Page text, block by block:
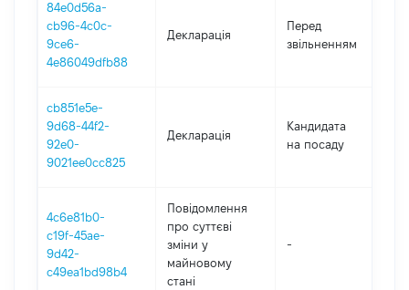
84e0d56a-
cb96-4c0c-
9ce6-
4e86049dfb88
Декларація
Перед
звільненням
cb851e5e-
9d68-44f2-
92e0-
9021ee0cc825
Декларація
Кандидата
на посаду
4c6e81b0-
c19f-45ae-
9d42-
c49ea1bd98b4
Повідомлення
про суттєві
зміни y
майновому
стані
-